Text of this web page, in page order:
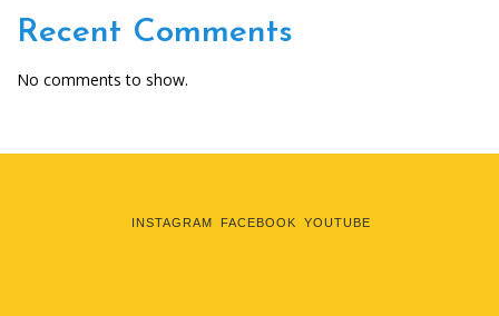
Recent Comments
No comments to show.
INSTAGRAM FACEBOOK YOUTUBE